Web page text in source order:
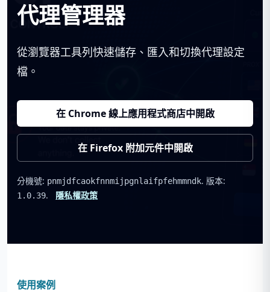
代理管理器
從瀏覽器工具列快速儲存、匯入和切換代理設定
檔。
在 Chrome 線上應用程式商店中開啟
在 Firefox 附加元件中開啟
分機號: pnmjdfcaokfnnmijpgnlaifpfehmmndk. 版本:
1.0.39. 隱私權政策
使用案例